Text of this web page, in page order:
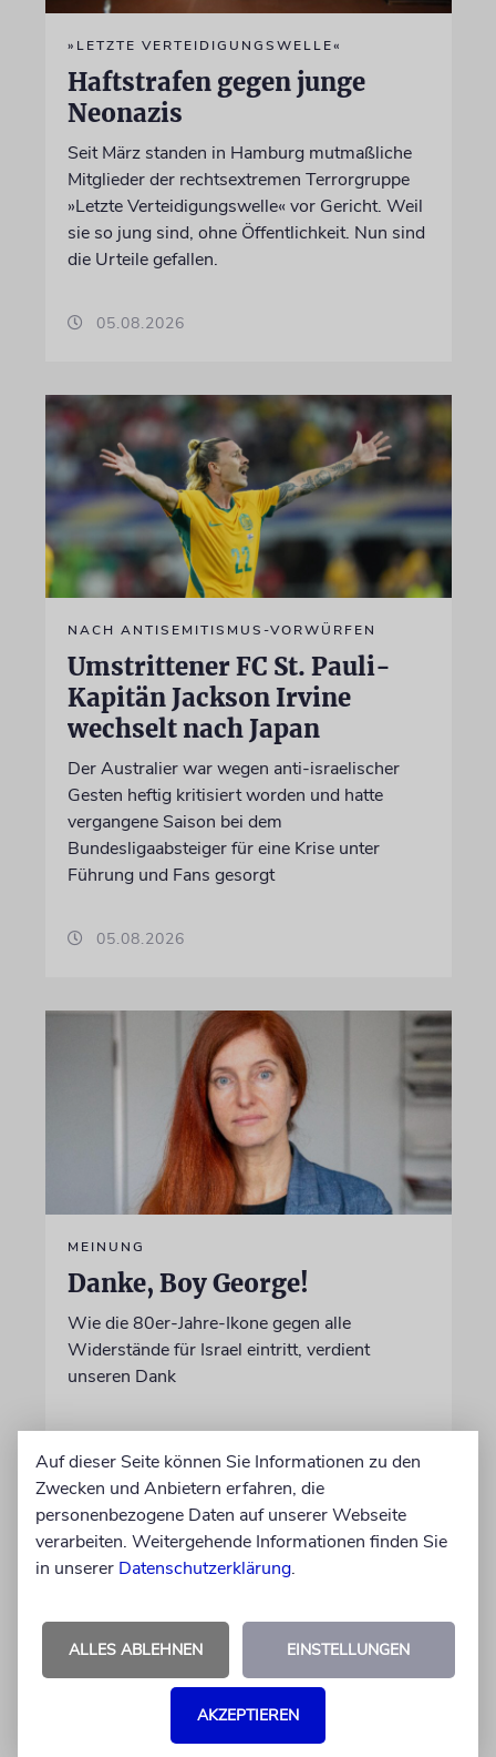
»LETZTE VERTEIDIGUNGSWELLE«
Haftstrafen gegen junge
Neonazis
Seit März standen in Hamburg mutmaßliche
Mitglieder der rechtsextremen Terrorgruppe
»Letzte Verteidigungswelle« vor Gericht. Weil
sie so jung sind, ohne Öffentlichkeit. Nun sind
die Urteile gefallen.
05.08.2026
NACH ANTISEMITISMUS-VORWÜRFEN
Umstrittener FC St. Pauli-
Kapitän Jackson Irvine
wechselt nach Japan
Der Australier war wegen anti-israelischer
Gesten heftig kritisiert worden und hatte
vergangene Saison bei dem
Bundesligaabsteiger für eine Krise unter
Führung und Fans gesorgt
05.08.2026
MEINUNG
Danke, Boy George!
Wie die 80er-Jahre-Ikone gegen alle
Widerstände für Israel eintritt, verdient
unseren Dank
05.08.2026
Auf dieser Seite können Sie Informationen zu den
Zwecken und Anbietern erfahren, die
personenbezogene Daten auf unserer Webseite
verarbeiten. Weitergehende Informationen finden Sie
in unserer Datenschutzerklärung.
ALLES ABLEHNEN EINSTELLUNGEN
AKZEPTIEREN